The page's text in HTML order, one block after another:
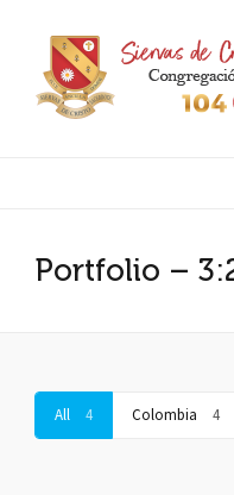
Portfolio –
All 4 Colombia 4